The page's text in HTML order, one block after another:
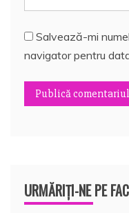
Salvează-mi
navigator pentru
URMĂRIȚI-NE PE